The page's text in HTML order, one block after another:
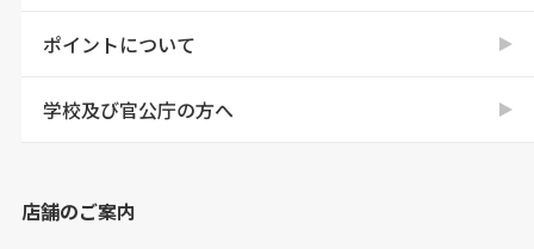
ポイントについて
学校及び官公庁の方へ
店舗のご案内